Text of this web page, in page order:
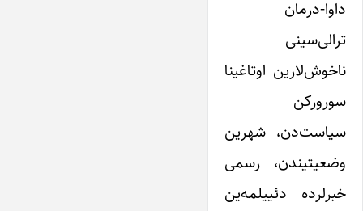
داوا-درمان
ترالی‌سینی
ناخوش‌لارین اوتاغینا
سورورکن
سیاست‌دن، شهرین
وضعیتیندن، رسمی
خبرلرده دئییلمه‌ین